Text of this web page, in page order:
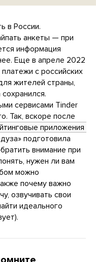
в России.
анкеты — при
информация
Еще в апреле 2022
платежи с российских
жителей страны,
сервисами Tinder
Так, вскоре после
приложения
подготовила
внимание при
нужен ли вам
можно
почему важно
озвучивать свои
идеального